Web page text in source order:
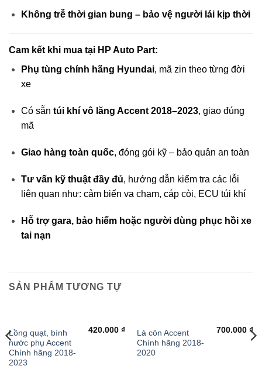
Không trễ thời gian bung – bảo vệ người lái kịp thời
Cam kết khi mua tại HP Auto Part:
Phụ tùng chính hãng Hyundai, mã zin theo từng đời
xe
Có sẵn túi khí vô lăng Accent 2018–2023, giao đúng
mã
Giao hàng toàn quốc, đóng gói kỹ – bảo quản an toàn
Tư vấn kỹ thuật đầy đủ, hướng dẫn kiểm tra các lỗi
liên quan như: cảm biến va chạm, cáp còi, ECU túi khí
Hỗ trợ gara, bảo hiểm hoặc người dùng phục hồi xe
tai nạn
SẢN PHẨM TƯƠNG TỰ
Lồng quạt, bình
nước phụ Accent
Chính hãng 2018-
2023
420.000₫
Lá côn Accent
Chính hãng 2018-
2020
700.000₫